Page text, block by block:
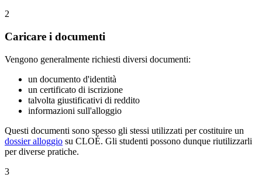
2
Caricare i documenti
Vengono generalmente richiesti diversi documenti:
un documento d'identità
un certificato di iscrizione
talvolta giustificativi di reddito
informazioni sull'alloggio
Questi documenti sono spesso gli stessi utilizzati per costituire un
dossier alloggio su CLOÉ. Gli studenti possono dunque riutilizzarli
per diverse pratiche.
3